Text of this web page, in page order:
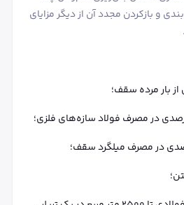
و بازکردن مجدد آن از دیگر مزایای